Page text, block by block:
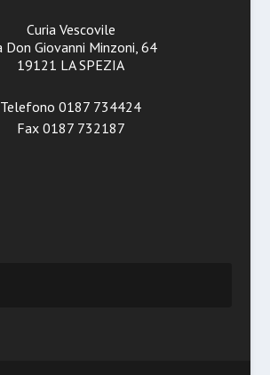
Curia Vescovile
Don Giovanni Minzoni, 64
19121 LA SPEZIA
Telefono 0187 734424
Fax 0187 732187